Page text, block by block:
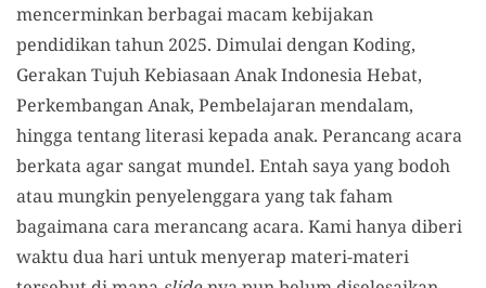
mencerminkan berbagai macam kebijakan
pendidikan tahun 2025. Dimulai dengan Koding,
Gerakan Tujuh Kebiasaan Anak Indonesia Hebat,
Perkembangan Anak, Pembelajaran mendalam,
hingga tentang literasi kepada anak. Perancang acara
berkata agar sangat mundel. Entah saya yang bodoh
atau mungkin penyelenggara yang tak faham
bagaimana cara merancang acara. Kami hanya diberi
waktu dua hari untuk menyerap materi-materi